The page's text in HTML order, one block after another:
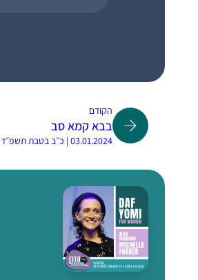
הקודם
בבא קמא סב
03.01.2024 | כ״ב בטבת תשפ״ד